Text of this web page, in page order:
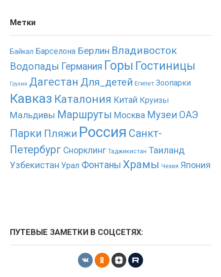
Метки
Байкал Барселона Берлин Владивосток
Водопады Германия Горы Гостиницы
Грузия Дагестан Для_детей Египет Зоопарки
Кавказ Каталония Китай Круизы
Мальдивы Маршруты Москва Музеи ОАЭ
Парки Пляжи Россия Санкт-
Петербург Снорклинг Таджикистан Таиланд
Узбекистан Урал Фонтаны Храмы Чехия Япония
ПУТЕВЫЕ ЗАМЕТКИ В СОЦСЕТЯХ: